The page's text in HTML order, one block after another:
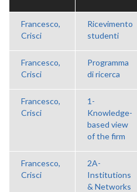
Francesco,
Crisci
Ricevimento
studenti
Francesco,
Crisci
Programma
di ricerca
Francesco,
Crisci
1-
Knowledge-
based view
of the firm
Francesco,
Crisci
2A-
Institutions
& Networks